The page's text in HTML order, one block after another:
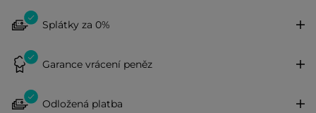
Splátky za 0%
Garance vrácení peněz
Odložená platba